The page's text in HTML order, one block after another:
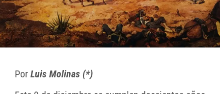
Por Luis Molinas (*)